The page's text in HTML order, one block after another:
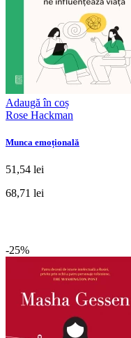
Adaugă în coș
Rose Hackman
Munca emoțională
51,54 lei
68,71 lei
-25%